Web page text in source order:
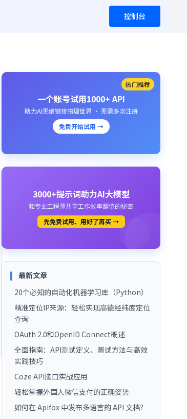
控制台
热门推荐
一个账号试用1000+ API
助力AI无缝链接物理世界 · 无需多次注册
免费开始试用 →
3000+提示词助力AI大模型
和专业工程师共享工作效率翻倍的秘密
先免费试用、用好了再买 →
最新文章
20个必知的自动化机器学习库（Python）
精准定位IP来源：轻松实现高德经纬度定位
查询
OAuth 2.0和OpenID Connect概述
全面指南：API测试定义、测试方法与高效
实践技巧
Coze API接口实战应用
轻松掌握外国人微信支付的正确姿势
如何在 Apifox 中发布多语言的 API 文档？